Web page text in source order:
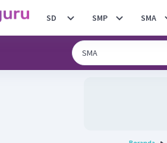
SD SMP SMA